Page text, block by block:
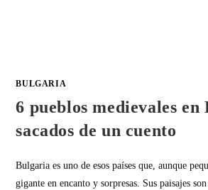
BULGARIA
6 pueblos medievales
sacados de un cuento
Bulgaria es uno de esos países que, aunque
gigante en encanto y sorpresas. Sus paisajes